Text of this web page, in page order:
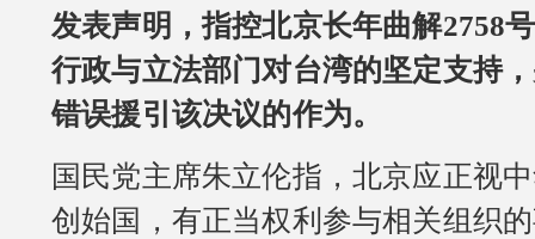
发表声明，指控北京长年曲解2758
行政与立法部门对台湾的坚定支持
错误援引该决议的作为。
国民党主席朱立伦指，北京应正视
创始国，有正当权利参与相关组织